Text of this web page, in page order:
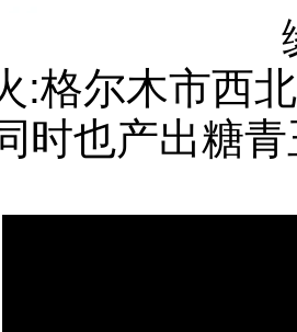
:格尔木市西
时也产出糖